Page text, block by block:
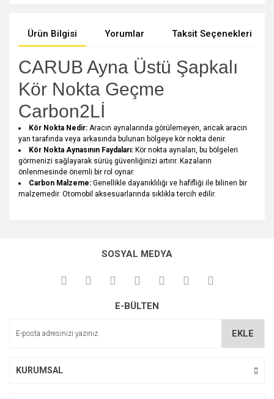
Ürün Bilgisi Yorumlar Taksit Seçenekleri
CARUB Ayna Üstü Şapkalı
Kör Nokta Geçme
Carbon2Lİ
Kör Nokta Nedir: Aracın aynalarında görülemeyen, ancak aracın
yan tarafında veya arkasında bulunan bölgeye kör nokta denir.
Kör Nokta Aynasının Faydaları: Kör nokta aynaları, bu bölgeleri
görmenizi sağlayarak sürüş güvenliğinizi artırır. Kazaların
önlenmesinde önemli bir rol oynar.
Carbon Malzeme: Genellikle dayanıklılığı ve hafifliği ile bilinen bir
malzemedir. Otomobil aksesuarlarında sıklıkla tercih edilir.
kullanarak tarafımıza iletebilirsiniz.
Görüş ve önerileriniz için teşekkür ederiz.
Ürün açıklamasında eksik bilgiler bulunuyor.
SOSYAL MEDYA
E-BÜLTEN
EKLE
KURUMSAL